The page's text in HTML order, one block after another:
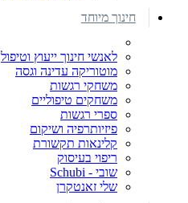
חינוך מיוחד
לאנשי חינוך ייעוץ וטיפול
מוטוריקה עדינה וגסה
משחקי רגשות
משחקים טיפוליים
ספרי רגשות
פיזיותרפיה ושיקום
קלינאות תקשורת
ריפוי בעיסוק
שובי - Schubi
שלי זאנטקרן